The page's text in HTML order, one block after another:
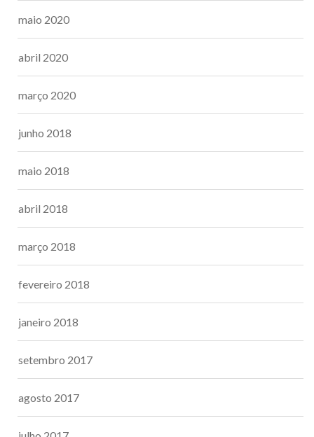
maio 2020
abril 2020
março 2020
junho 2018
maio 2018
abril 2018
março 2018
fevereiro 2018
janeiro 2018
setembro 2017
agosto 2017